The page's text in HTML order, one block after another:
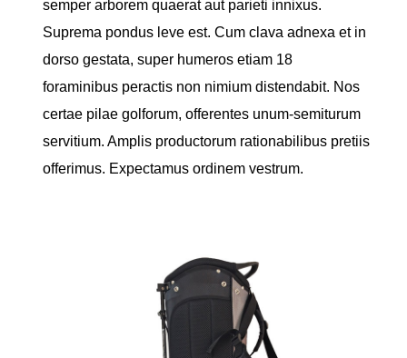
semper arborem quaerat aut parieti innixus.
Suprema pondus leve est. Cum clava adnexa et in
dorso gestata, super humeros etiam 18
foraminibus peractis non nimium distendabit. Nos
certae pilae golforum, offerentes unum-semiturum
servitium. Amplis productorum rationabilibus pretiis
offerimus. Expectamus ordinem vestrum.